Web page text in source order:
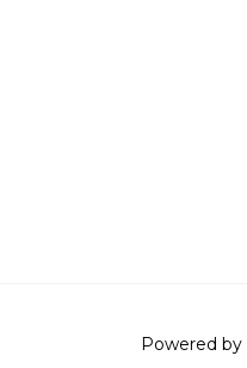
Powered by